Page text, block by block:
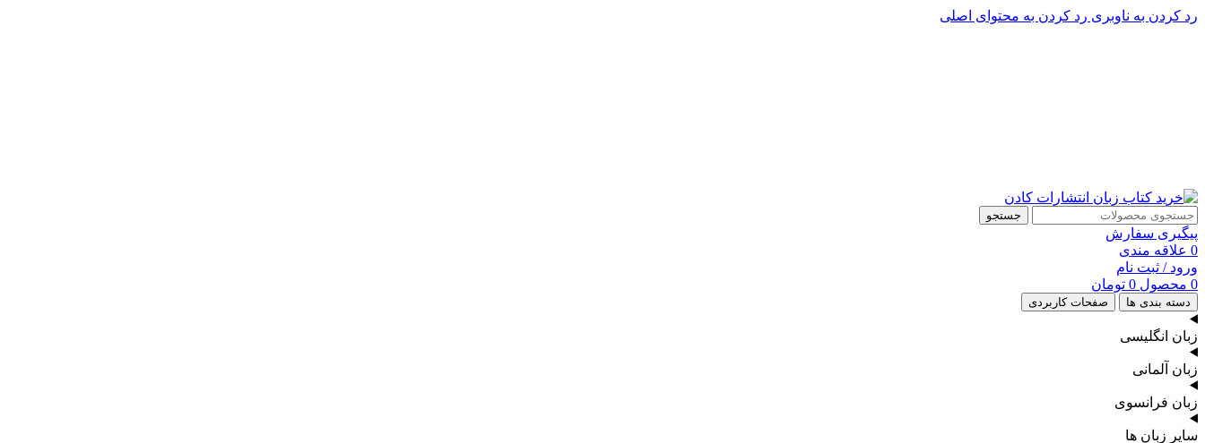
رد کردن به ناوبری رد کردن به محتوای اصلی
جستجو
پیگیری سفارش
0 علاقه مندی
ورود / ثبت نام
0 محصول 0 تومان
دسته بندی ها صفحات کاربردی
زبان انگلیسی
زبان آلمانی
زبان فرانسوی
سایر زبان ها